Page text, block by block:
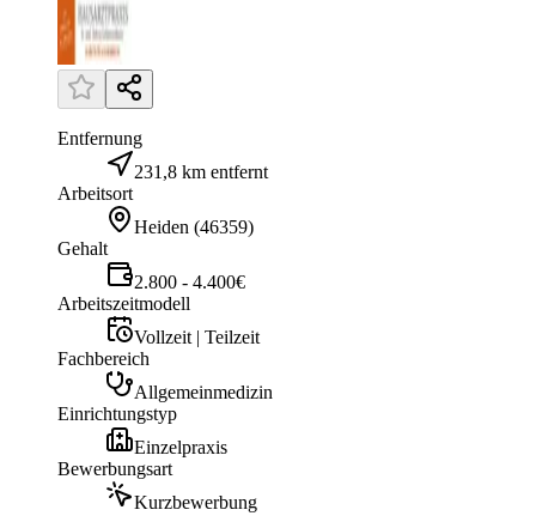
Entfernung
231,8 km entfernt
Arbeitsort
Heiden (46359)
Gehalt
2.800 - 4.400€
Arbeitszeitmodell
Vollzeit | Teilzeit
Fachbereich
Allgemeinmedizin
Einrichtungstyp
Einzelpraxis
Bewerbungsart
Kurzbewerbung